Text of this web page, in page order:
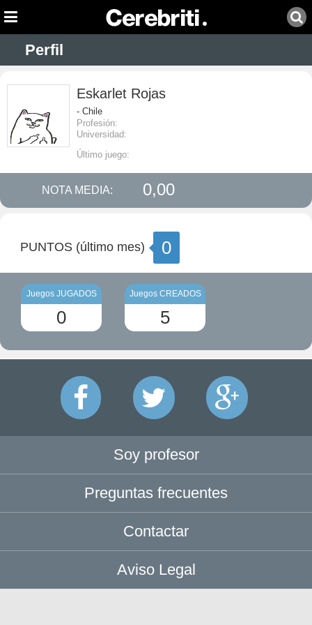
Perfil
Eskarlet Rojas
- Chile
Profesión:
Universidad:
Último juego:
NOTA MEDIA: 0,00
PUNTOS (último mes) 0
Juegos JUGADOS
0
Juegos CREADOS
5
Soy profesor
Preguntas frecuentes
Contactar
Aviso Legal